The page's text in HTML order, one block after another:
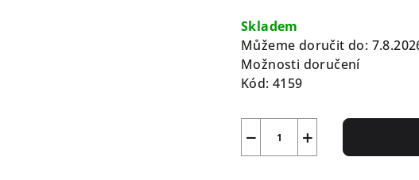
cena:
Skladem
Můžeme doručit do:
Možnosti doručení
Kód: 4159
+
−